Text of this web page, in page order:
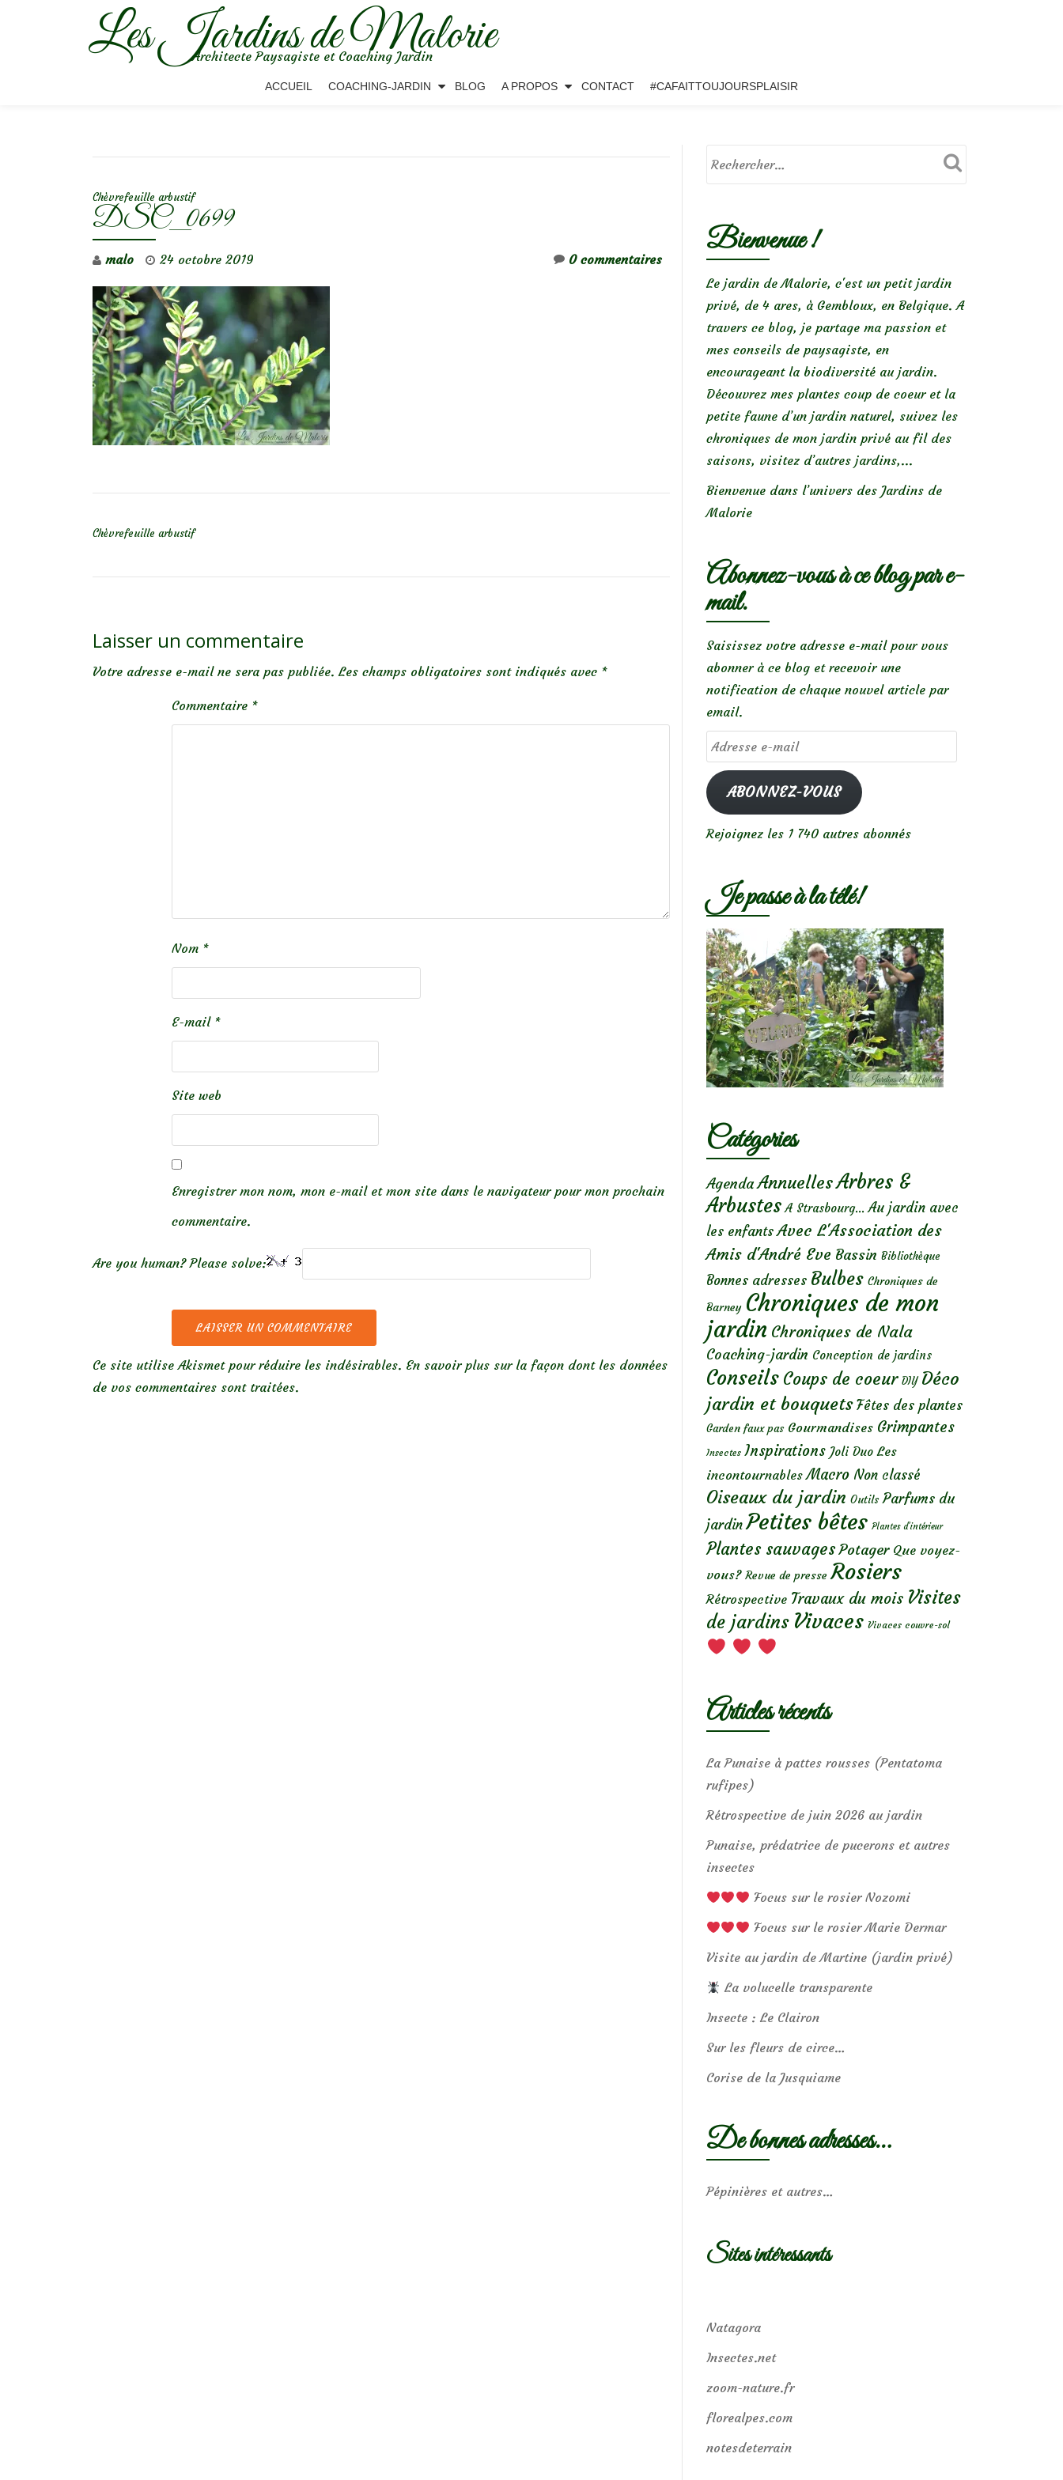
Les Jardins de Malorie
Architecte Paysagiste et Coaching Jardin
ACCUEIL COACHING-JARDIN BLOG A PROPOS CONTACT #CAFAITTOUJOURSPLAISIR
Chèvrefeuille arbustif
DSC_0699
malo 24 octobre 2019 0 commentaires
Chèvrefeuille arbustif
Laisser un commentaire
Votre adresse e-mail ne sera pas publiée. Les champs obligatoires sont indiqués avec *
Commentaire *
Nom *
E-mail *
Site web
Enregistrer mon nom, mon e-mail et mon site dans le navigateur pour mon prochain
commentaire.
Are you human? Please solve:
Ce site utilise Akismet pour réduire les indésirables. En savoir plus sur la façon dont les données
de vos commentaires sont traitées.
Bienvenue !
Le jardin de Malorie, c'est un petit jardin
privé, de 4 ares, à Gembloux, en Belgique. A
travers ce blog, je partage ma passion et
mes conseils de paysagiste, en
encourageant la biodiversité au jardin.
Découvrez mes plantes coup de coeur et la
petite faune d’un jardin naturel, suivez les
chroniques de mon jardin privé au fil des
saisons, visitez d’autres jardins,...
Bienvenue dans l’univers des Jardins de
Malorie
Abonnez-vous à ce blog par e-
mail.
Saisissez votre adresse e-mail pour vous
abonner à ce blog et recevoir une
notification de chaque nouvel article par
email.
Adresse
e-
mailABONNEZ-VOUS
Rejoignez les 1 740 autres abonnés
Je passe à la télé!
Catégories
Agenda AnnuellesArbres &
Arbustes A Strasbourg... Au jardin avec
les enfants Avec L'Association des
Amis d'André Eve Bassin Bibliothèque
Bonnes adresses Bulbes Chroniques de
Barney Chroniques de mon
jardin Chroniques de Nala
Coaching-jardin Conception de jardins
Conseils Coups de coeur DIY Déco
jardin et bouquets Fêtes des plantes
Garden faux pas Gourmandises Grimpantes
Insectes Inspirations Joli Duo Les
incontournables Macro Non classé
Oiseaux du jardin Outils Parfums du
jardin Petites bêtes Plantes d’intérieur
Plantes sauvages Potager Que voyez-
vous? Revue de presse Rosiers
Rétrospective Travaux du mois Visites
de jardins Vivaces Vivaces couvre-sol
Articles récents
La Punaise à pattes rousses (Pentatoma
rufipes)
Rétrospective de juin 2026 au jardin
Punaise, prédatrice de pucerons et autres
insectes
Focus sur le rosier Nozomi
Focus sur le rosier Marie Dermar
Visite au jardin de Martine (jardin privé)
La volucelle transparente
Insecte : Le Clairon
Sur les fleurs de circe…
Corise de la Jusquiame
De bonnes adresses…
Pépinières et autres…
Sites intéressants
Natagora
Insectes.net
zoom-nature.fr
florealpes.com
notesdeterrain